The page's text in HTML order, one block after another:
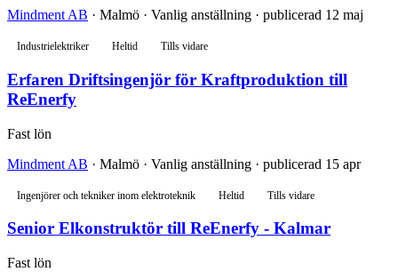
Mindment AB · Malmö · Vanlig anställning · publicerad 12 maj
Industrielektriker Heltid Tills vidare
Erfaren Driftsingenjör för Kraftproduktion till
ReEnerfy
Fast lön
Mindment AB · Malmö · Vanlig anställning · publicerad 15 apr
Ingenjörer och tekniker inom elektroteknik Heltid Tills vidare
Senior Elkonstruktör till ReEnerfy - Kalmar
Fast lön